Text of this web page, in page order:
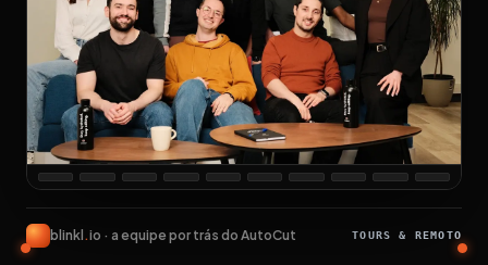
blinkl .io · a equipe por trás do AutoCut TOURS & REMOTO